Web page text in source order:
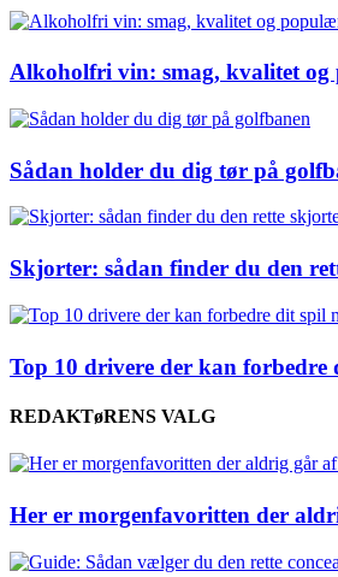
Alkoholfri vin: smag, kvalitet
Sådan holder du dig tør på
Skjorter: sådan finder du den
Top 10 drivere der kan
REDAKTøRENS VALG
Her er morgenfavoritten der